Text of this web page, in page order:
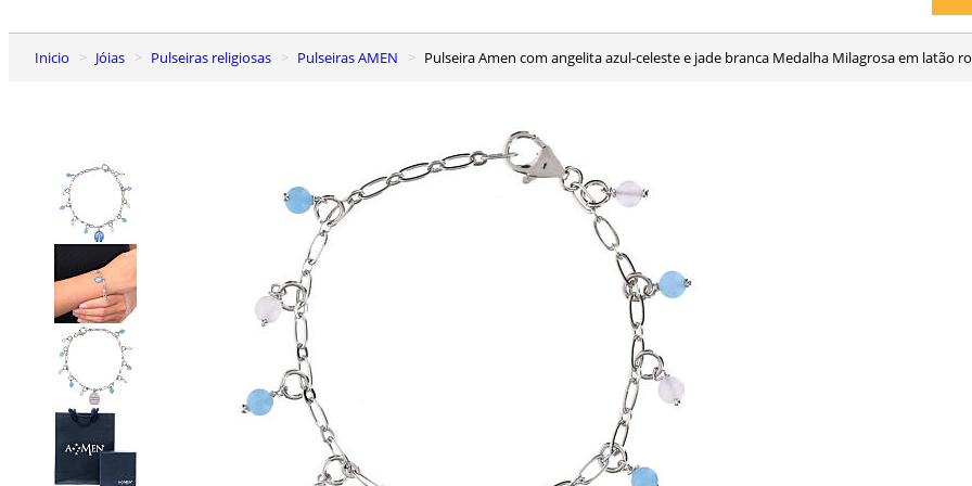
Inicio Jóias Pulseiras religiosas Pulseiras AMEN Pulseira Amen com angelita azul-celeste e jade branca Medalha Milagrosa em latão